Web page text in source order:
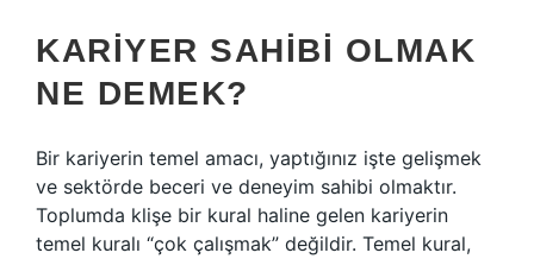
KARIYER SAHIBI OLMAK
NE DEMEK?
Bir kariyerin temel amacı, yaptığınız işte gelişmek
ve sektörde beceri ve deneyim sahibi olmaktır.
Toplumda klişe bir kural haline gelen kariyerin
temel kuralı “çok çalışmak” değildir. Temel kural,